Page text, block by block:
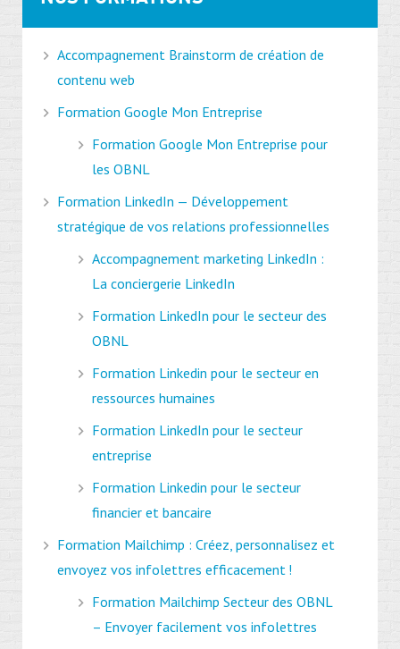
Accompagnement Brainstorm de création de
contenu web
Formation Google Mon Entreprise
Formation Google Mon Entreprise pour
les OBNL
Formation LinkedIn — Développement
stratégique de vos relations professionnelles
Accompagnement marketing LinkedIn :
La conciergerie LinkedIn
Formation LinkedIn pour le secteur des
OBNL
Formation Linkedin pour le secteur en
ressources humaines
Formation LinkedIn pour le secteur
entreprise
Formation Linkedin pour le secteur
financier et bancaire
Formation Mailchimp : Créez, personnalisez et
envoyez vos infolettres efficacement !
Formation Mailchimp Secteur des OBNL
– Envoyer facilement vos infolettres